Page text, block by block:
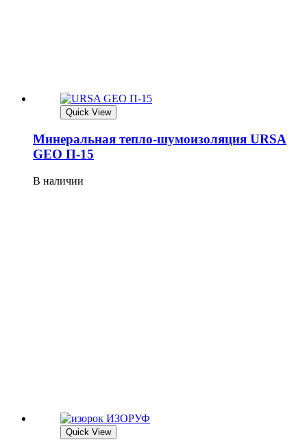
Quick View
Минеральная тепло-шумоизоляция URSA
GEO П-15
В наличии
Quick View